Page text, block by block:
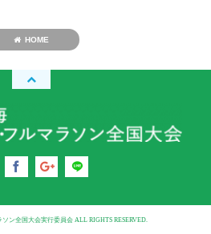
HOME
ン全国大会実行委員会 ALL RIGHTS RESERVED.